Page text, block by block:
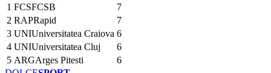
1 FCSFCSB
7
2 RAPRapid
7
3 UNIUniversitatea Craiova 6
4 UNIUniversitatea Cluj
6
5 ARGArges Pitesti
6